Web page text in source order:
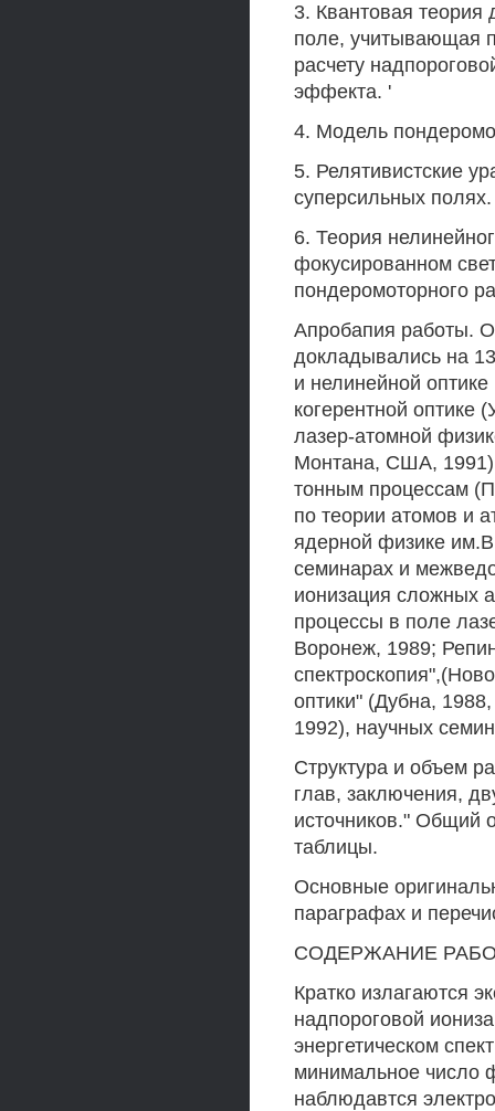
3. Квантовая
поле, учитывающая
расчету
эффекта. '
4. Модель
5. Релятивистские
суперсильных полях.
6. Теория
фокусированном
пондеромоторного
Апробапия работы.
докладывались на
и нелинейной
когерентной
лазер-атомной
Монтана, США,
тонным процессам
по теории атомов и
ядерной физике
семинарах и
ионизация сложных
процессы в поле
Воронеж, 1989;
оптики" (Дубна,
1992), научных
Структура и объем
глав, заключения,
источников." Общий
таблицы.
Основные
параграфах и
СОДЕРЖАНИЕ
Кратко излагаются
надпороговой
энергетическом
минимальное число
наблюдавтся